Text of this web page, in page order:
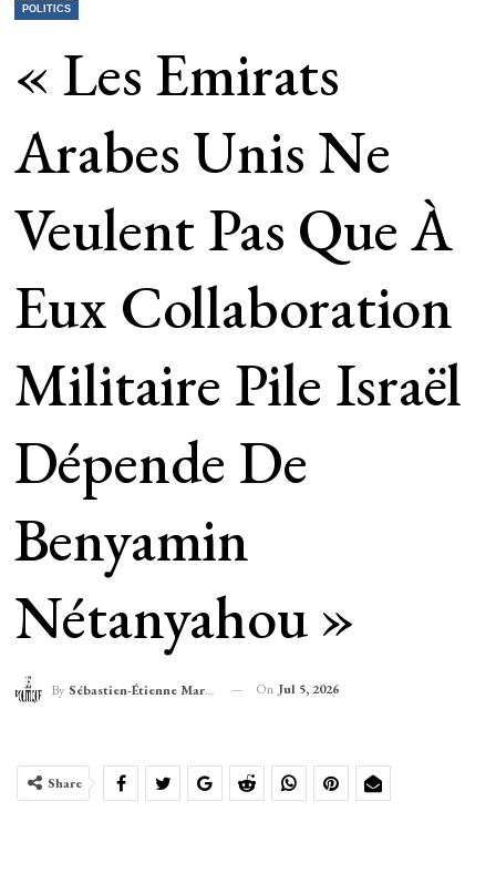
POLITICS
« Les Emirats
Arabes Unis Ne
Veulent Pas Que À
Eux Collaboration
Militaire Pile Israël
Dépende De
Benyamin
Nétanyahou »
By Sébastien-Étienne Marechal On Jul 5, 2026
Share